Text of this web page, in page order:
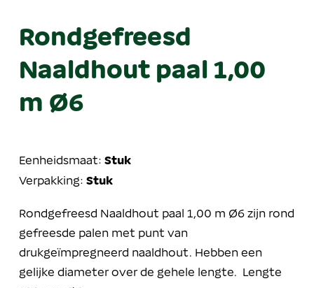
Rondgefreesd
Naaldhout paal 1,00
m Ø6
Eenheidsmaat: Stuk
Verpakking: Stuk
Rondgefreesd Naaldhout paal 1,00 m Ø6 zijn rond
gefreesde palen met punt van
drukgeïmpregneerd naaldhout. Hebben een
gelijke diameter over de gehele lengte. Lengte